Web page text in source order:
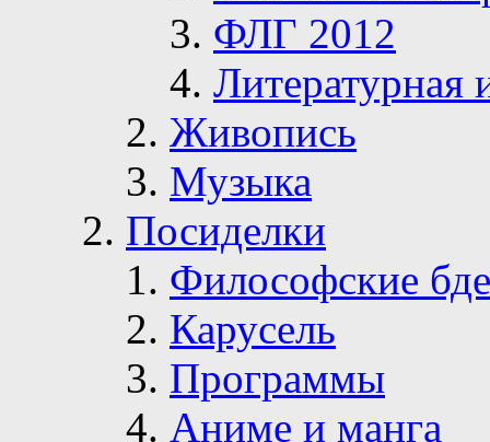
ФЛГ 2012
Живопись
Музыка
Посиделки
Философские
Карусель
Программы
Аниме и манга